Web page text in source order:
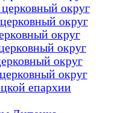
округ
округ
округ
округ
округ
округ
епархии